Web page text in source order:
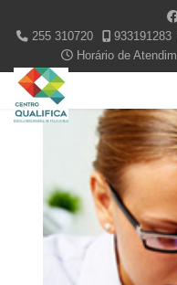
255 310720 933191283
Horário de